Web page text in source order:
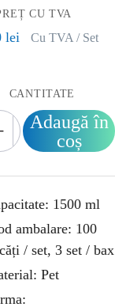
CU TVA
lei Cu TVA / Set
CANTITATE
Adaugă în
coș
1500 ml
ambalare: 100
/ set, 3 set / bax
Pet